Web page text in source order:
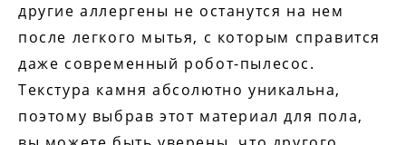
другие аллергены не останутся на нем
после легкого мытья, с которым справится
даже современный робот-пылесос.
Текстура камня абсолютно уникальна,
поэтому выбрав этот материал для пола,